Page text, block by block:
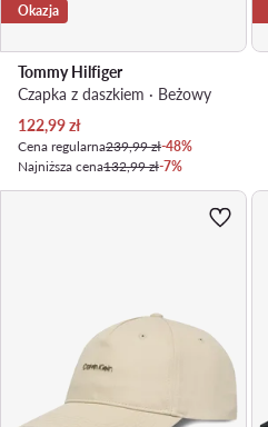
Okazja
Tommy Hilfiger
Czapka z daszkiem · Beżowy
Aktualna cena
122,99zł
Cena regularna239,99 zł-48%
Najniższa cena132,99 zł-7%